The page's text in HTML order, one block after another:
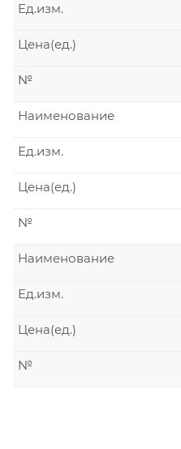
Ед.изм.
Цена(ед.)
№
Наименование
Ед.изм.
Цена(ед.)
№
Наименование
Ед.изм.
Цена(ед.)
№